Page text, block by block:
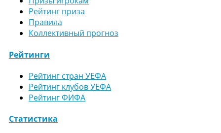
Рейтинг приза
Правила
Коллективный прогноз
Рейтинги
Рейтинг стран УЕФА
Рейтинг клубов УЕФА
Рейтинг ФИФА
Статистика